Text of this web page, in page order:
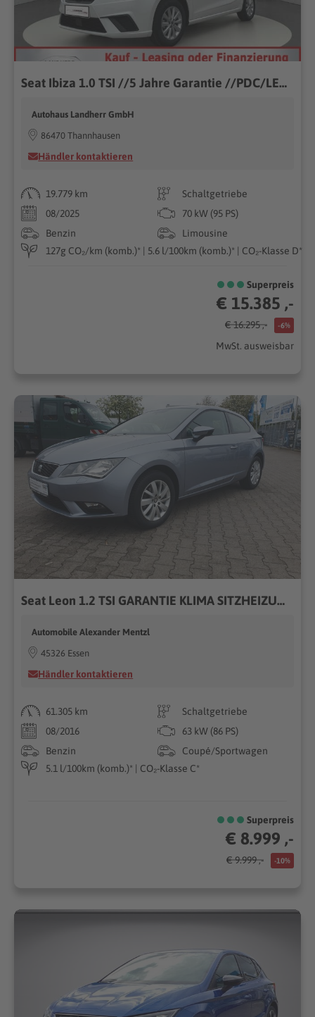
Seat Ibiza 1.0 TSI //5 Jahre Garantie //PDC/LED /Sitzheizung
Autohaus Landherr GmbH
86470 Thannhausen
Händler kontaktieren
19.779 km
Schaltgetriebe
08/2025
70 kW (95 PS)
Benzin
Limousine
127g CO₂/km (komb.)* | 5.6 l/100km (komb.)* | CO₂-Klasse D*
Superpreis
€ 15.385 ,-
€ 16.295 ,- -6%
MwSt. ausweisbar
Seat Leon 1.2 TSI GARANTIE KLIMA SITZHEIZUNG CARPLAY
Automobile Alexander Mentzl
45326 Essen
Händler kontaktieren
61.305 km
Schaltgetriebe
08/2016
63 kW (86 PS)
Benzin
Coupé/Sportwagen
5.1 l/100km (komb.)* | CO₂-Klasse C*
Superpreis
€ 8.999 ,-
€ 9.999 ,- -10%